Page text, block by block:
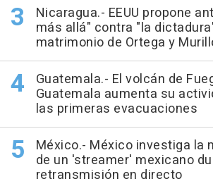
Nicaragua.- EEUU propone
más allá" contra "la
matrimonio de Ortega y
Guatemala.- El volcán de
Guatemala aumenta su
las primeras evacuaciones
México.- México investiga la
de un 'streamer' mexicano
retransmisión en directo